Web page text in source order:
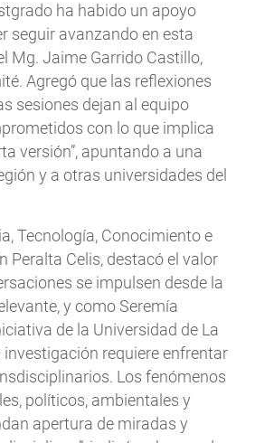
ha habido un apoyo
seguir avanzando en esta
Mg. Jaime Garrido Castillo,
Agregó que las reflexiones
sesiones dejan al equipo
con lo que implica
versión”, apuntando a una
y a otras universidades del
Tecnología, Conocimiento e
Peralta Celis, destacó el valor
se impulsen desde la
y como Seremía
de la Universidad de La
investigación requiere enfrentar
Los fenómenos
políticos, ambientales y
apertura de miradas y